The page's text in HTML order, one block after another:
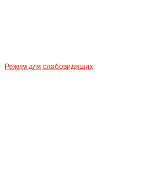
Режим для слабовидящих